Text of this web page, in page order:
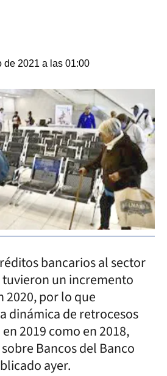
de 2021 a las 01:00
bancarios al sector
un incremento
2020, por lo que
dinámica de retrocesos
2019 como en 2018,
Bancos del Banco
ayer.